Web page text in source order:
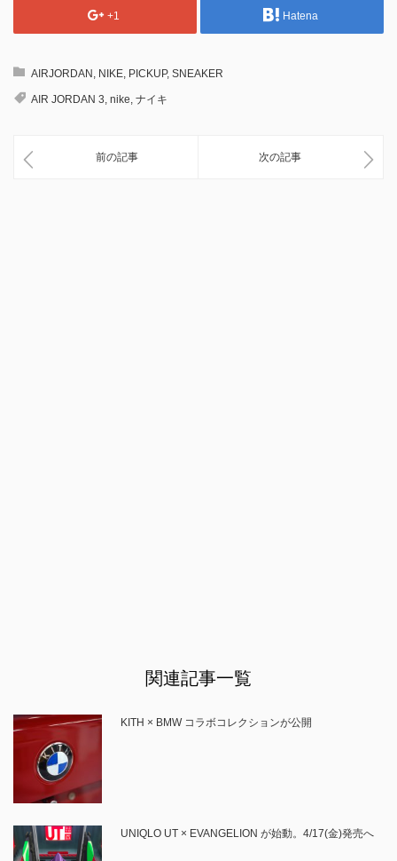
+1 Hatena
AIRJORDAN , NIKE, PICKUP, SNEAKER
AIR JORDAN 3, nike, ナイキ
前の記事 次の記事
関連記事一覧
KITH × BMW コラボコレクションが公開
UNIQLO UT × EVANGELION が始動。4/17(金)発売へ